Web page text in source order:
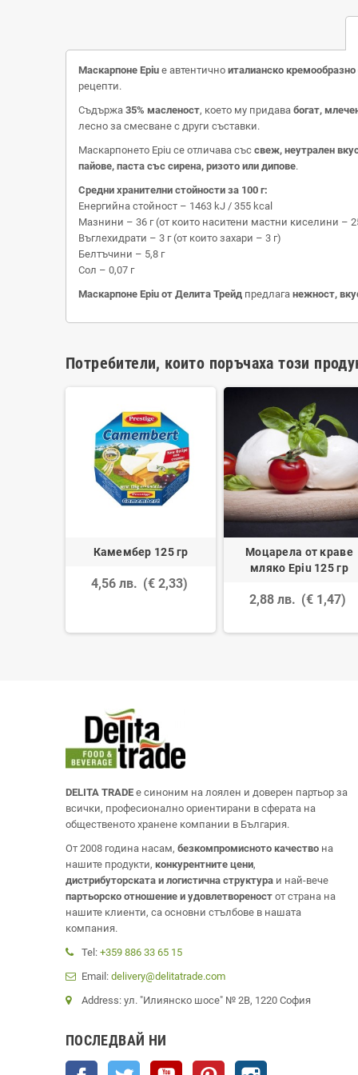
Маскарпоне Epiu е автентично италианско кремообразно
рецепти.
Съдържа 35% масленост, което му придава богат,
лесно за смесване с други съставки.
Маскарпонето Epiu се отличава със свеж, неутрален
пайове, паста със сирена, ризото или дипове.
Средни хранителни стойности за 100 г:
Енергийна стойност – 1463 kJ / 355 kcal
Мазнини – 36 г (от които наситени мастни киселини –
Въглехидрати – 3 г (от които захари – 3 г)
Белтъчини – 5,8 г
Сол – 0,07 г
Маскарпоне Epiu от Делита Трейд предлага нежност,
Потребители, които поръчаха този
Камембер 125 гр
4,56 лв. (€ 2,33)
Моцарела от краве
мляко Epiu 125 гр
2,88 лв. (€ 1,47)
DELITA TRADE е синоним на лоялен и доверен партьор за
всички, професионално ориентирани в сферата на
общественото хранене компании в България.
От 2008 година насам, безкомпромисното качество на
нашите продукти, конкурентните цени,
дистрибуторската и логистична структура и най-вече
партьорско отношение и удовлетвореност от страна на
нашите клиенти, са основни стълбове в нашата
компания.
Tel: +359 886 33 65 15
Email: delivery@delitatrade.com
Address: ул. "Илиянско шосе" № 2В, 1220 София
ПОСЛЕДВАЙ НИ
Facebook Twitter YouTube Pinterest